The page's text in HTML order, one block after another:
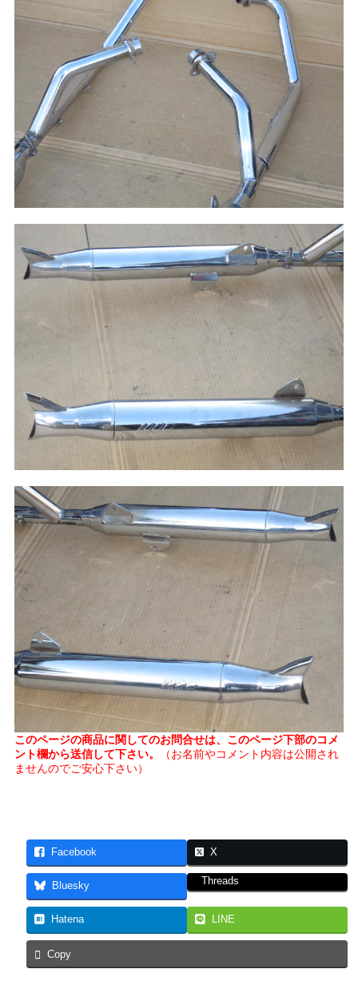
このページの商品に関してのお問合せは、このページ下部のコメ
ント欄から送信して下さい。
（お名前やコメント内容は公開され
ませんのでご安心下さい）
Facebook X
Bluesky Threads
Hatena LINE
Copy